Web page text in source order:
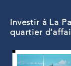
Investir à La
quartier